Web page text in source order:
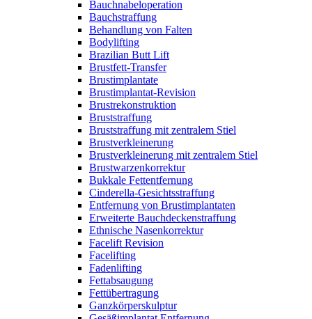
Bauchnabeloperation
Bauchstraffung
Behandlung von Falten
Bodylifting
Brazilian Butt Lift
Brustfett-Transfer
Brustimplantate
Brustimplantat-Revision
Brustrekonstruktion
Bruststraffung
Bruststraffung mit zentralem Stiel
Brustverkleinerung
Brustverkleinerung mit zentralem Stiel
Brustwarzenkorrektur
Bukkale Fettentfernung
Cinderella-Gesichtsstraffung
Entfernung von Brustimplantaten
Erweiterte Bauchdeckenstraffung
Ethnische Nasenkorrektur
Facelift Revision
Facelifting
Fadenlifting
Fettabsaugung
Fettübertragung
Ganzkörperskulptur